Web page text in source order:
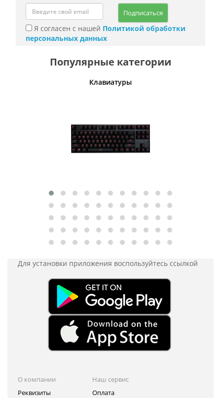
Подписаться
Я согласен с нашей Политикой обработки
персональных данных
Популярные категории
Клавиатуры
Для установки приложения воспользуйтесь ссылкой
О компании
Реквизиты
Наш сервис
Оплата